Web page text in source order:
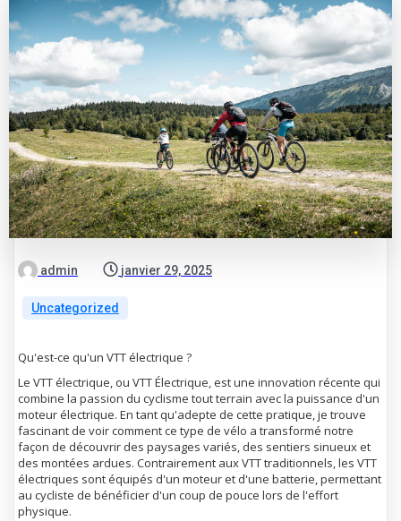
admin janvier 29, 2025
Uncategorized
Qu'est-ce qu'un VTT électrique ?
Le VTT électrique, ou VTT Électrique, est une innovation récente qui
combine la passion du cyclisme tout terrain avec la puissance d'un
moteur électrique. En tant qu'adepte de cette pratique, je trouve
fascinant de voir comment ce type de vélo a transformé notre
façon de découvrir des paysages variés, des sentiers sinueux et
des montées ardues. Contrairement aux VTT traditionnels, les VTT
électriques sont équipés d'un moteur et d'une batterie, permettant
au cycliste de bénéficier d'un coup de pouce lors de l'effort
physique.